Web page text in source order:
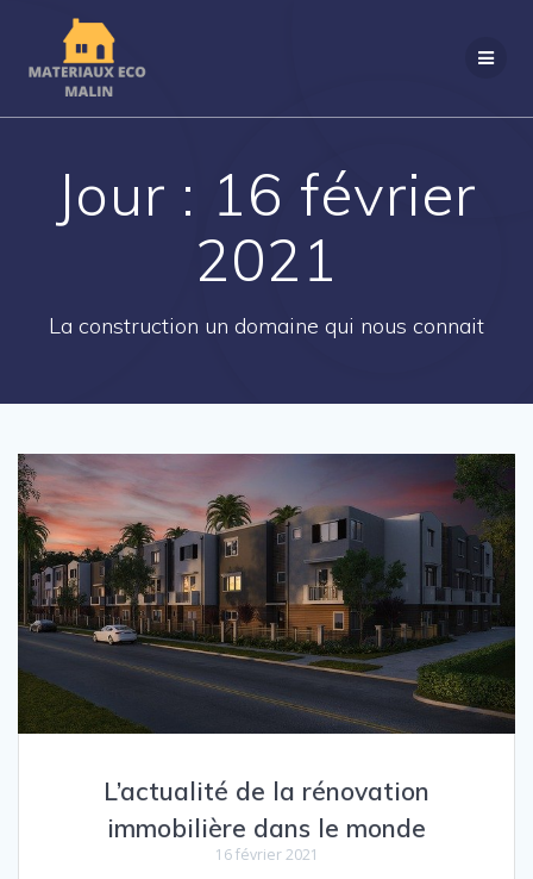
Jour : 16 février
2021
La construction un domaine qui nous connait
L’actualité de la rénovation
immobilière dans le monde
16 février 2021